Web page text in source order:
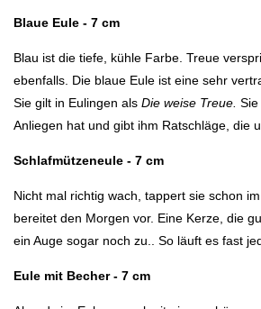
Blaue Eule - 7 cm
Blau ist die tiefe, kühle Farbe. Treue
ebenfalls. Die blaue Eule ist eine sehr
Sie gilt in Eulingen als Die weise Treue.
Anliegen hat und gibt ihm Ratschläge, die
Schlafmützeneule - 7 cm
Nicht mal richtig wach, tappert sie schon
bereitet den Morgen vor. Eine Kerze, die
ein Auge sogar noch zu.. So läuft es fast
Eule mit Becher - 7 cm